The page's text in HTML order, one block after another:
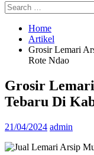
Search
for:
Home
Artikel
Grosir Lemari
Rote Ndao
Grosir
Tebaru Di
21/04/2024 admin